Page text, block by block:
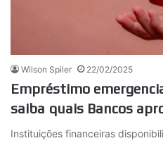
Wilson Spiler 22/02/2025
Empréstimo
saiba quais Bancos
Instituições financeiras